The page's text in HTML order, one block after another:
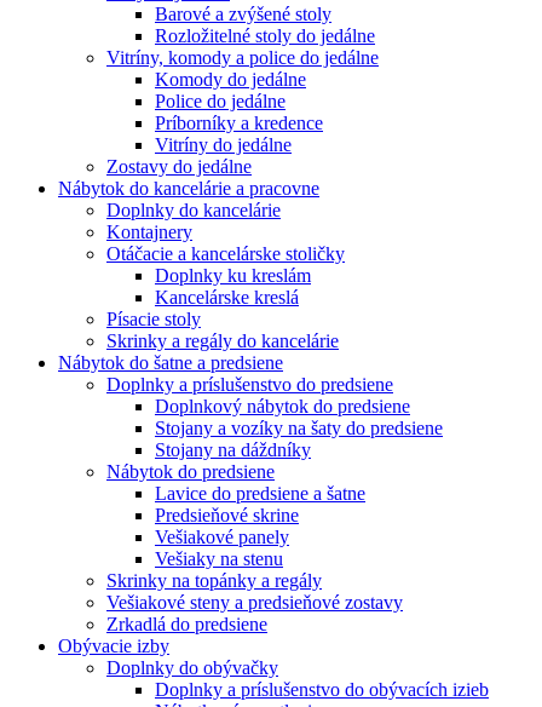
Barové a zvýšené stoly
Rozložitelné stoly do jedálne
Vitríny, komody a police do jedálne
Komody do jedálne
Police do jedálne
Príborníky a kredence
Vitríny do jedálne
Zostavy do jedálne
Nábytok do kancelárie a pracovne
Doplnky do kancelárie
Kontajnery
Otáčacie a kancelárske stoličky
Doplnky ku kreslám
Kancelárske kreslá
Písacie stoly
Skrinky a regály do kancelárie
Nábytok do šatne a predsiene
Doplnky a príslušenstvo do predsiene
Doplnkový nábytok do predsiene
Stojany a vozíky na šaty do predsiene
Stojany na dáždníky
Nábytok do predsiene
Lavice do predsiene a šatne
Predsieňové skrine
Vešiakové panely
Vešiaky na stenu
Skrinky na topánky a regály
Vešiakové steny a predsieňové zostavy
Zrkadlá do predsiene
Obývacie izby
Doplnky do obývačky
Doplnky a príslušenstvo do obývacích izieb